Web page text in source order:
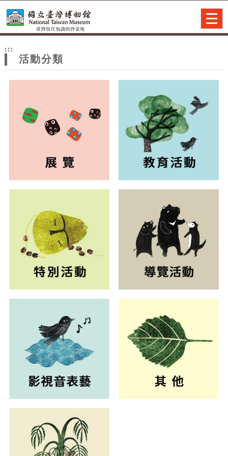
網
站
主
:::
活動分類